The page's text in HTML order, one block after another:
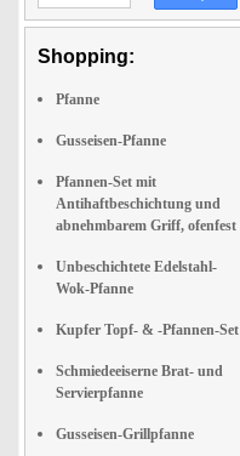
Shopping:
Pfanne
Gusseisen-Pfanne
Pfannen-Set mit
Antihaftbeschichtung und
abnehmbarem Griff, ofenfest
Unbeschichtete Edelstahl-
Wok-Pfanne
Kupfer Topf- & -Pfannen-Set
Schmiedeeiserne Brat- und
Servierpfanne
Gusseisen-Grillpfanne